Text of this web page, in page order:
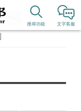
文字客服
搜尋功能